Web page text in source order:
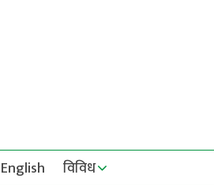
English विविध